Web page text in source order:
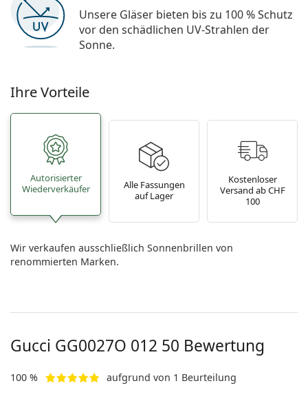
Unsere Gläser bieten bis zu 100 % Schutz
vor den schädlichen UV-Strahlen der
Sonne.
Ihre Vorteile
Autorisierter
Wiederverkäufer
Alle Fassungen
auf Lager
Kostenloser
Versand ab CHF
100
Wir verkaufen ausschließlich Sonnenbrillen von
renommierten Marken.
Gucci GG0027O 012 50 Bewertung
100 % aufgrund von 1 Beurteilung